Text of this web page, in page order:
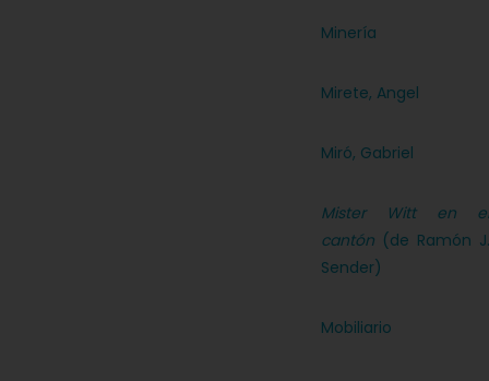
Minería
Mirete, Angel
Miró, Gabriel
Mister Witt en el
cantón(de Ramón J.
Sender)
Mobiliario